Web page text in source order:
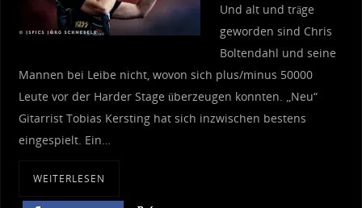
Und alt und träge
geworden sind Chris
Boltendahl und seine
Mannen bei Leibe nicht, wovon sich plus/minus 50000
Leute vor der Harder Stage überzeugen konnten. „Neu“
Gitarrist Tobias Kersting hat sich inzwischen bestens
eingespielt. Ein…
WEITERLESEN